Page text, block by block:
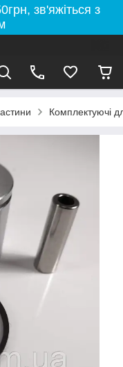
зв'яжіться з
Комплектуючі